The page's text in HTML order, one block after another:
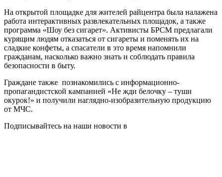
На открытой площадке для жителей райцентра была налажена
работа интерактивных развлекательных площадок, а также
программа «Шоу без сигарет». Активисты БРСМ предлагали
курящим людям отказаться от сигареты и поменять их на
сладкие конфеты, а спасатели в это время напомнили
гражданам, насколько важно знать и соблюдать правила
безопасности в быту.
Граждане также познакомились с информационно-
пропагандистской кампанией «Не жди белочку – туши
окурок!» и получили наглядно-изобразительную продукцию
от МЧС.
Подписывайтесь на наши новости в